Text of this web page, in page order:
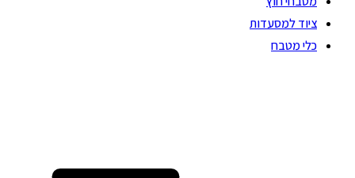
ציוד למסעדות
כלי מטבח